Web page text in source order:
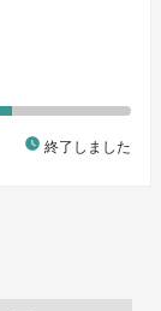
watch_later 終了しました